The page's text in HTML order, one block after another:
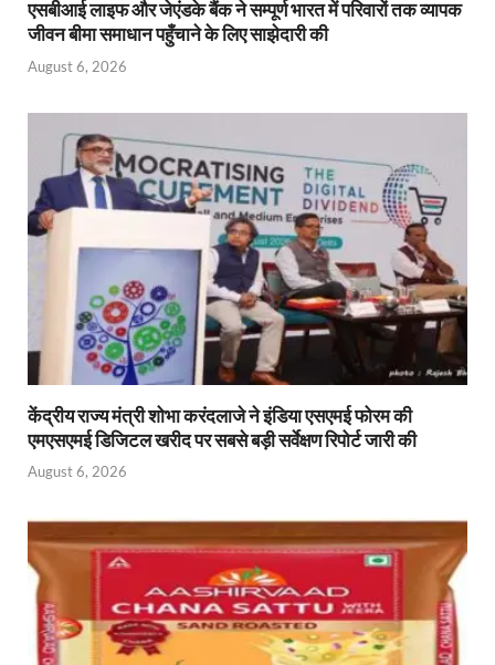
एसबीआई लाइफ और जेएंडके बैंक ने सम्पूर्ण भारत में परिवारों तक व्यापक
जीवन बीमा समाधान पहुँचाने के लिए साझेदारी की
August 6, 2026
केंद्रीय राज्य मंत्री शोभा करंदलाजे ने इंडिया एसएमई फोरम की
एमएसएमई डिजिटल खरीद पर सबसे बड़ी सर्वेक्षण रिपोर्ट जारी की
August 6, 2026